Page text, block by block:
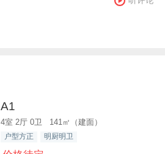
A1
4室 2厅 0卫 141㎡（建面）
户型方正 明厨明卫